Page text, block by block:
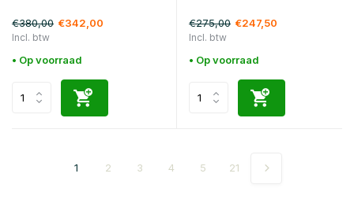
€380,00 €342,00
Incl. btw
• Op voorraad
€275,00 €247,50
Incl. btw
• Op voorraad
1 2 3 4 5 21